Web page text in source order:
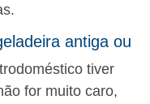
antiga ou
tiver
for muito caro,